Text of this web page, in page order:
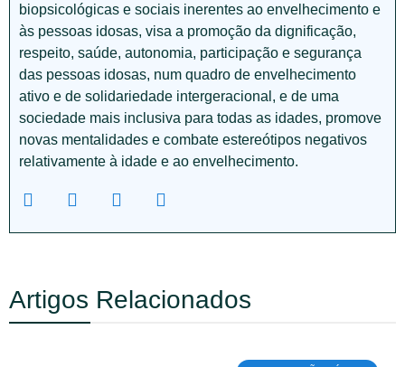
biopsicológicas e sociais inerentes ao envelhecimento e
às pessoas idosas, visa a promoção da dignificação,
respeito, saúde, autonomia, participação e segurança
das pessoas idosas, num quadro de envelhecimento
ativo e de solidariedade intergeracional, e de uma
sociedade mais inclusiva para todas as idades, promove
novas mentalidades e combate estereótipos negativos
relativamente à idade e ao envelhecimento.
Artigos Relacionados